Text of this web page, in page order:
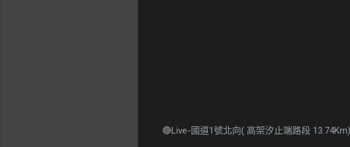
🔴Live-國道1號北向( 高架汐止端路段